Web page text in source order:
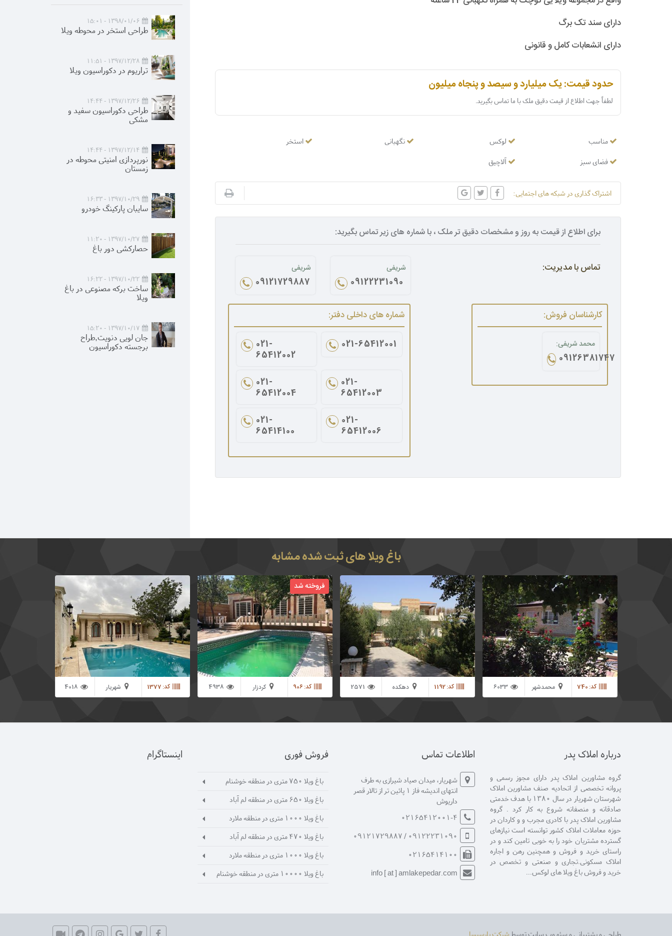
دارای سند تک برگ
دارای انشعابات کامل و قانونی
حدود قیمت: یک میلیارد و سیصد و پنجاه میلیون
لطفاً جهت اطلاع از قیمت دقیق ملک با ما تماس بگیرید.
مناسب لوکس نگهبانی
استخر
فضای سبز
آلاچیق
اشتراک گذاری در شبکه های اجتمایی:
برای اطلاع از قیمت به روز و مشخصات دقیق تر ملک ، با شماره های زیر تماس بگیرید:
تماس با مدیریت: شریفی
09122231090
شریفی
09121729887
کارشناسان فروش:
محمد شریفی:
09126381747
شماره های داخلی دفتر:
021-65412001
021-
65412002
021-
65412003
021-
65412004
021-
65412006
021-
65414100
1398/01/06 - 15:01
طراحی استخر در محوطه ویلا
1397/12/28 - 11:51
تراریوم در دکوراسیون ویلا
1397/12/26 - 14:44
طراحی دکوراسیون سفید و
مشکی
1397/12/14 - 14:44
نورپردازی امنیتی محوطه در
زمستان
1397/10/29 - 16:33
سایبان پارکینگ خودرو
1397/10/27 - 11:20
حصارکشی دور باغ
1397/10/22 - 16:22
ساخت برکه مصنوعی در باغ
ویلا
1397/10/17 - 15:20
جان لویی دنویت,طراح
برجسته دکوراسیون
باغ ویلا های ثبت شده مشابه
باغ ویلا فوق العاده لوکس و لاکچری در منطقه
شهریار ، طراحی و ساخته شده به سبک کلاسیک به
مساحت 1450 متر در بهترین موقعیت از منطقه
شهریار با دسترسی عالی به تهران و مراکز رفاهی و
تجاری به فروش می رسد.
کد: 1377 شهریار 4018
فروخته شد
750 متر باغ ویلای نقلی در شهریار دهکده ویلایی
کردزار دارای 120 متر بنای نقلی به صورت دو خوابه
با کابینت MDF محوطه سازی شده با استفاده از
سنگ فرش
کد: 906 کردزار 4938 کد: 1192
دهکده
ویلایی باران
2571
1000 متر باغ ویلا در محمد شهر دارای 100 متر بنا
به صورت دو خوابه محوطه سنگ فرش شده مزین
شده از گل های زیبا نور پردازی حرفه ای با نمایی زیبا
در شب با قابلیت معاوضه قابل سکونت دائمی
کد: 740 محمدشهر 6033
درباره املاک پدر
گروه مشاورین املاک پدر دارای مجوز رسمی و
پروانه تخصصی از اتحادیه صنف مشاورین املاک
شهرستان شهریار در سال 1380 با هدف خدمتی
صادقانه و منصفانه شروع به کار کرد . گروه
مشاورین املاک پدر با کادری مجرب و و کاردان در
حوزه معاملات املاک کشور توانسته است نیازهای
گسترده مشتریان خود را به خوبی تامین کند و در
راستای خرید و فروش و همچنین رهن و اجاره
املاک مسکونی.تجاری و صنعتی و تخصص در
خرید و فروش باغ ویلا های لوکس...
اطلاعات تماس
شهریار، میدان صیاد شیرازی به طرف
انتهای اندیشه فاز 1 پائین تر از تالار قصر
داریوش
02165412001-4
09122231090 / 09121729887
02165414100
info [ at ] amlakepedar.com
فروش فوری
باغ ویلا 750 متری در منطقه خوشنام
باغ ویلا 650 متری در منطقه لم آباد
باغ ویلا 1000 متری در منطقه ملارد
باغ ویلا 470 متری در منطقه لم آباد
باغ ویلا 1000 متری در منطقه ملارد
باغ ویلا 10000 متری در منطقه خوشنام
اینستاگرام
طراحی و پشتیبانی و سئو وب سایت توسط شرکت پارسیسا